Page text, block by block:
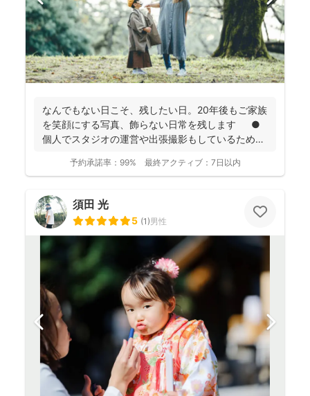
なんでもない日こそ、残したい日。20年後もご家族
を笑顔にする写真、飾らない日常を残します ●
個人でスタジオの運営や出張撮影もしているため、
予約承諾率： 99% 最終アクティブ： 7日以内
須田 光
5 (1)男性